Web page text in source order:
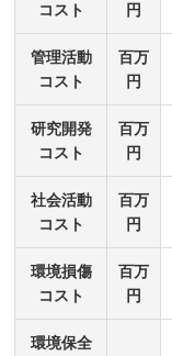
コスト
円
管理活動
コスト
百万
円
研究開発
コスト
百万
円
社会活動
コスト
百万
円
環境損傷
コスト
百万
円
環境保全